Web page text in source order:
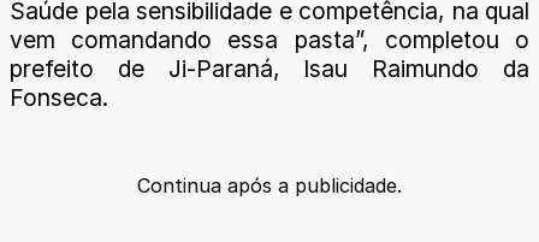
Saúde pela sensibilidade e competência, na qual
vem comandando essa pasta”, completou o
prefeito de Ji-Paraná, Isau Raimundo da
Fonseca.
Continua após a publicidade.